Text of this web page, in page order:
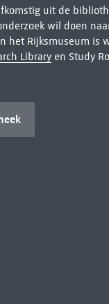
uit de
wil doen
het Rijksmuseum is
Libraryen Study